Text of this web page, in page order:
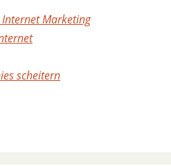
Marketing
scheitern